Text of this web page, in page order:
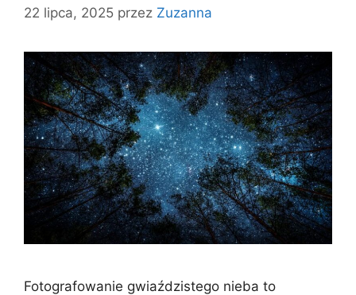
22 lipca, 2025 przez Zuzanna
Fotografowanie gwiaździstego nieba to